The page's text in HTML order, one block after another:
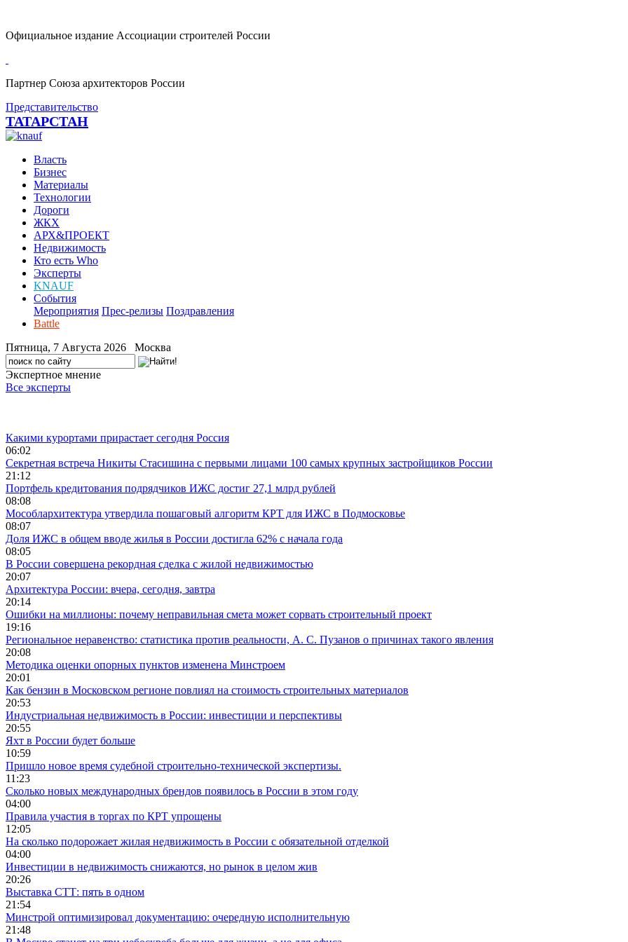
Официальное издание Ассоциации строителей России
Партнер Союза архитекторов России
Представительство
ТАТАРСТАН
Власть
Бизнес
Материалы
Технологии
Дороги
ЖКХ
АРХ&ПРОЕКТ
Недвижимость
Кто есть Who
Эксперты
KNAUF
События
Мероприятия Прес-релизы Поздравления
Battle
Пятница, 7 Августа 2026 Москва
Экспертное мнение
Все эксперты
Какими курортами прирастает сегодня Россия
06:02
Секретная встреча Никиты Стасишина с первыми лицами 100 самых крупных застройщиков России
21:12
Портфель кредитования подрядчиков ИЖС достиг 27,1 млрд рублей
08:08
Мособлархитектура утвердила пошаговый алгоритм КРТ для ИЖС в Подмосковье
08:07
Доля ИЖС в общем вводе жилья в России достигла 62% с начала года
08:05
В России совершена рекордная сделка с жилой недвижимостью
20:07
Архитектура России: вчера, сегодня, завтра
20:14
Ошибки на миллионы: почему неправильная смета может сорвать строительный проект
19:16
Региональное неравенство: статистика против реальности, А. С. Пузанов о причинах такого явления
20:08
Методика оценки опорных пунктов изменена Минстроем
20:01
Как бензин в Московском регионе повлиял на стоимость строительных материалов
20:53
Индустриальная недвижимость в России: инвестиции и перспективы
20:55
Яхт в России будет больше
10:59
Пришло новое время судебной строительно-технической экспертизы.
11:23
Сколько новых международных брендов появилось в России в этом году
04:00
Правила участия в торгах по КРТ упрощены
12:05
На сколько подорожает жилая недвижимость в России с обязательной отделкой
04:00
Инвестиции в недвижимость снижаются, но рынок в целом жив
20:26
Выставка СТТ: пять в одном
21:54
Минстрой оптимизировал документацию: очередную исполнительную
21:48